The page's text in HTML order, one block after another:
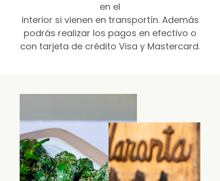
en el
interior si vienen en transportín. Además
podrás realizar los pagos en efectivo o
con tarjeta de crédito Visa y Mastercard.